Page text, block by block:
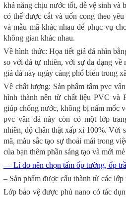
khả năng chịu nước tốt, dễ vệ sinh và
có thể được cắt và uốn cong theo
và mẫu mã khác nhau để phục vụ
không gian khác nhau.
Về hình thức: Họa tiết giả đá nhìn
so với đá tự nhiên, với sự đa dạng về
giả đá này ngày càng phổ biến trong
Về chất lượng: Sản phẩm tấm pvc
hình thành nên từ chất liệu PVC và
giúp chống nước, không bị nấm mốc
pvc vân đá này còn có một lớp
nhiên, độ chân thật xấp xỉ 100%. Với
mã, màu sắc tạo sự thoải mái trong
của bạn thêm phần sáng tạo và mới
— Lí do nên chọn tấm ốp tường, ốp
– Sản phẩm được cấu thành từ các lớp
Lớp bảo vệ được phủ nano có tác